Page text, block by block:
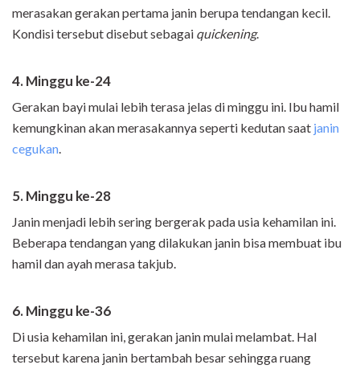
merasakan gerakan pertama janin berupa tendangan kecil.
Kondisi tersebut disebut sebagai quickening.
4. Minggu ke-24
Gerakan bayi mulai lebih terasa jelas di minggu ini. Ibu hamil
kemungkinan akan merasakannya seperti kedutan saat janin
cegukan
5. Minggu ke-28
Janin menjadi lebih sering bergerak pada usia kehamilan ini.
Beberapa tendangan yang dilakukan janin bisa membuat ibu
hamil dan ayah merasa takjub.
6. Minggu ke-36
Di usia kehamilan ini, gerakan janin mulai melambat. Hal
tersebut karena janin bertambah besar sehingga ruang